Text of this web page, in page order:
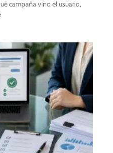
campaña vino el usuario,